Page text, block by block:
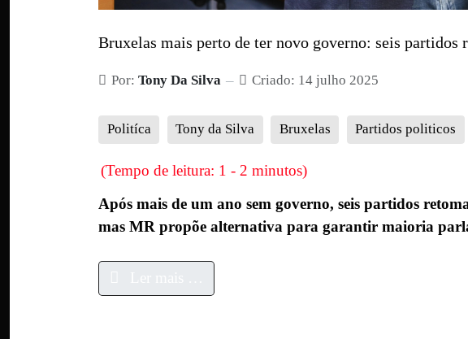
Bruxelas mais perto de ter novo governo: seis partidos
Por: Tony Da Silva Criado: 14 julho 2025
Politíca Tony da Silva Bruxelas Partidos politicos
(Tempo de leitura: 1 - 2 minutos)
Após mais de um ano sem governo, seis partidos
mas MR propõe alternativa para garantir maioria